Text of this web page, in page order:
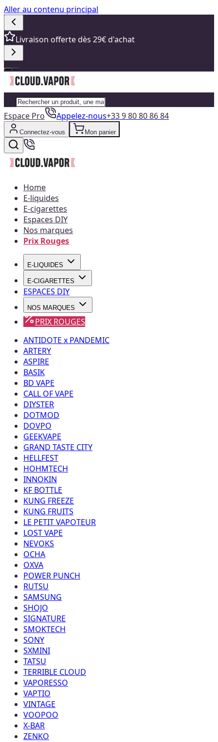
Aller au contenu principal
Livraison offerte dès 29€ d'achat
Espace Pro Appelez-nous+33 9 80 80 86 84
Connectez-vous Mon panier
Home
E-liquides
E-cigarettes
Espaces DIY
Nos marques
Prix Rouges
E-LIQUIDES
E-CIGARETTES
ESPACES DIY
NOS MARQUES
PRIX ROUGES
ANTIDOTE x PANDEMIC
ARTERY
ASPIRE
BASIK
BD VAPE
CALL OF VAPE
DIYSTER
DOTMOD
DOVPO
GEEKVAPE
GRAND TASTE CITY
HELLFEST
HOHMTECH
INNOKIN
KF BOTTLE
KUNG FREEZE
KUNG FRUITS
LE PETIT VAPOTEUR
LOST VAPE
NEVOKS
OCHA
OXVA
POWER PUNCH
RUTSU
SAMSUNG
SHOJO
SIGNATURE
SMOKTECH
SONY
SXMINI
TATSU
TERRIBLE CLOUD
VAPORESSO
VAPTIO
VINTAGE
VOOPOO
X-BAR
ZENKO